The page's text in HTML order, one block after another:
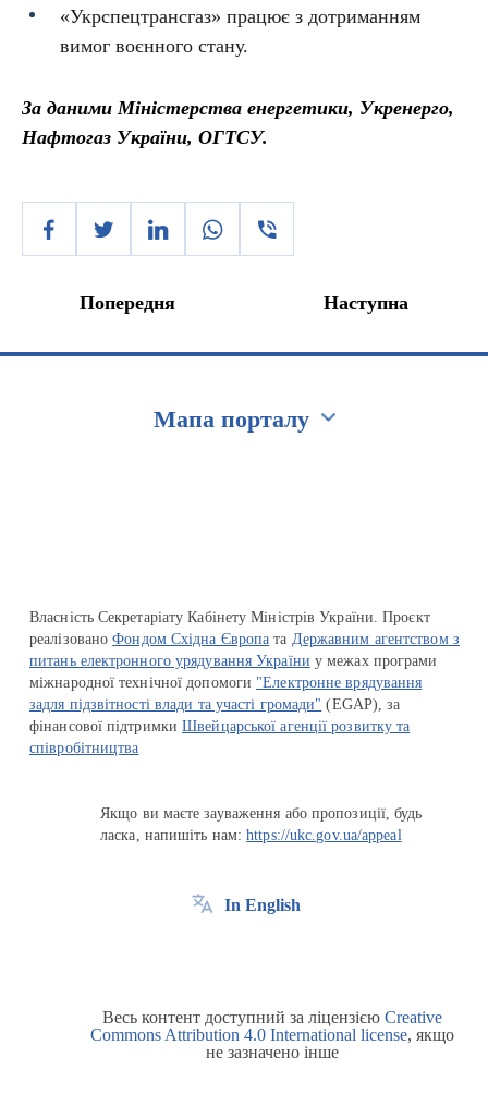
«Укрспецтрансгаз» працює з дотриманням
вимог воєнного стану.
За даними Міністерства енергетики, Укренерго,
Нафтогаз України, ОГТСУ.
Попередня Наступна
Мапа порталу
Власність Секретаріату Кабінету Міністрів України. Проєкт
реалізованоФондом Східна Європа та Державним агентством з
питань електронного урядування України у межах програми
міжнародної технічної допомоги "Електронне врядування
задля підзвітності влади та участі громади" (EGAP), за
фінансової підтримкиШвейцарської агенції розвитку та
співробітництва
Якщо ви маєте зауваження або пропозиції, будь
ласка, напишіть нам:https://ukc.gov.ua/appeal
In English
Весь контент доступний за ліцензією Creative
Commons Attribution 4.0 International license, якщо
не зазначено інше